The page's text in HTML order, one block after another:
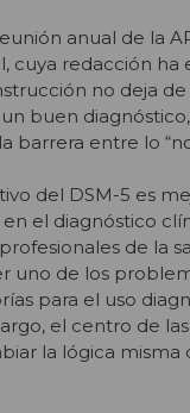
anual de la
cuya redacción
no deja
buen
barrera entre lo
del DSM-5 es
el diagnóstico
de la
uno de los
para el uso
el centro de
la lógica misma